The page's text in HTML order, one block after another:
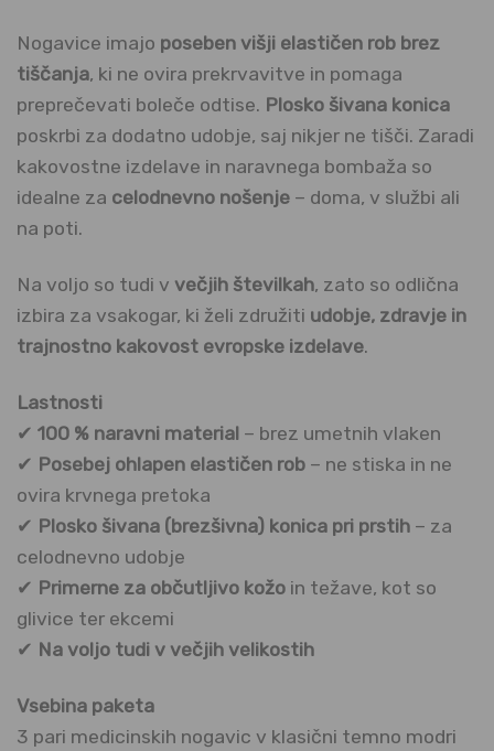
Nogavice imajo poseben višji elastičen rob brez
tiščanja, ki ne ovira prekrvavitve in pomaga
preprečevati boleče odtise. Plosko šivana konica
poskrbi za dodatno udobje, saj nikjer ne tišči. Zaradi
kakovostne izdelave in naravnega bombaža so
idealne za celodnevno nošenje – doma, v službi ali
na poti.
Na voljo so tudi v večjih številkah, zato so odlična
izbira za vsakogar, ki želi združiti udobje, zdravje in
trajnostno kakovost evropske izdelave.
Lastnosti
✔ 100 % naravni material – brez umetnih vlaken
✔ Posebej ohlapen elastičen rob – ne stiska in ne
ovira krvnega pretoka
✔ Plosko šivana (brezšivna) konica pri prstih – za
celodnevno udobje
✔ Primerne za občutljivo kožo in težave, kot so
glivice ter ekcemi
✔ Na voljo tudi v večjih velikostih
Vsebina paketa
3 pari medicinskih nogavic v klasični temno modri